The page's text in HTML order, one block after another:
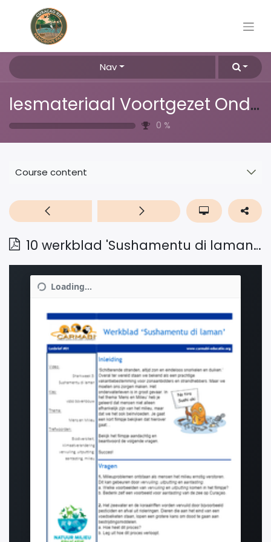
Nav
lesmateriaal Voortgezet Onderwijs
0 %
Course content
10 werkblad 'Sushamentu di laman' vsbo bovenbouw